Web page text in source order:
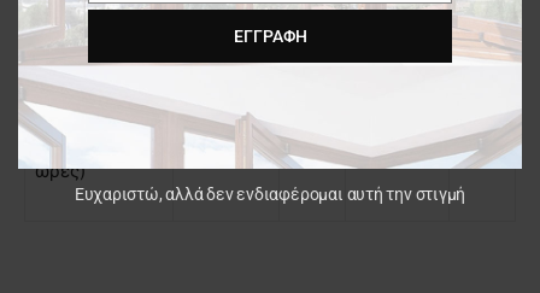
(µεσαία
στρώση)
Κατά πάχος
διόγκωση, (%)
σε νερό (24
ώρες)
ΕΝ 317 12 12
ΕΓΓΡΑΦΉ
Ευχαριστώ, αλλά δεν ενδιαφέρομαι αυτή την στιγμή